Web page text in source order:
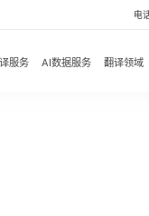
电
服务 AI数据服务 翻译领域